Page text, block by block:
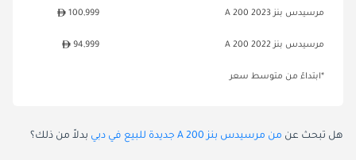
مرسيدس بنز A 200 2023 100,999
مرسيدس بنز A 200 2022 94,999
*ابتداءً من متوسط سعر
هل تبحث عن من مرسيدس بنز A 200 جديدة للبيع في دبي بدلاً من ذلك؟